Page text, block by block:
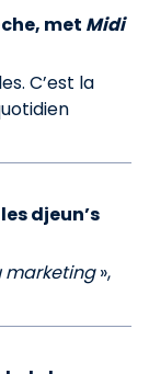
met Midi
C’est la
djeun’s
marketing»,